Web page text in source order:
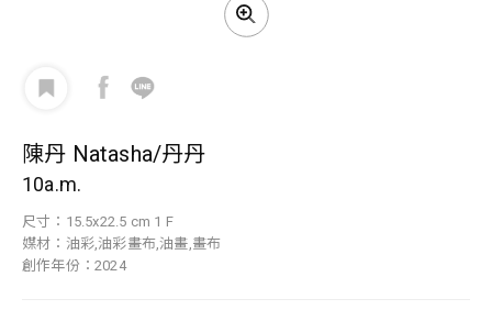
陳丹 Natasha/丹丹
10a.m.
尺寸：15.5x22.5 cm 1 F
媒材：油彩,油彩畫布,油畫,畫布
創作年份：2024